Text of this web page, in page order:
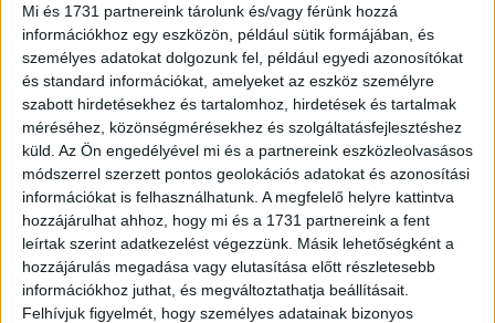
Mi és 1731 partnereink tárolunk és/vagy férünk hozzá
információkhoz egy eszközön, például sütik formájában, és
személyes adatokat dolgozunk fel, például egyedi azonosítókat
és standard információkat, amelyeket az eszköz személyre
szabott hirdetésekhez és tartalomhoz, hirdetések és tartalmak
méréséhez, közönségmérésekhez és szolgáltatásfejlesztéshez
küld. Az Ön engedélyével mi és a partnereink eszközleolvasásos
módszerrel szerzett pontos geolokációs adatokat és azonosítási
információkat is felhasználhatunk. A megfelelő helyre kattintva
hozzájárulhat ahhoz, hogy mi és a 1731 partnereink a fent
leírtak szerint adatkezelést végezzünk. Másik lehetőségként a
hozzájárulás megadása vagy elutasítása előtt részletesebb
információkhoz juthat, és megváltoztathatja beállításait.
Felhívjuk figyelmét, hogy személyes adatainak bizonyos
A film (a nézők legnagyobb sajnálatára) nem került hazai
mozis forgalomba, így az HBO premierje az első alkalom,
hogy ezt a kivételes alkotást megnézhessék a
filmrajongók.
A film ma reggel már elérhető lesz az HBO GO-n
szinkronosan, illetve angolul magyar felirattal is.
CÍMKÉK a préri film HBO sorozat tabu